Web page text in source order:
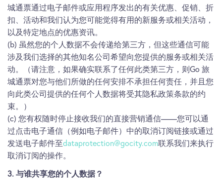
城通票通过电子邮件或应用程序发出的有关优惠、促销、折
扣、活动和我们认为您可能觉得有用的新服务或相关活动，
以及特定地点的优惠资讯。
(b) 虽然您的个人数据不会传递给第三方，但这些通信可能
涉及我们选择的其他知名公司希望向您提供的服务或相关活
动。（请注意，如果确实联系了任何此类第三方，则Go 旅
城通票对您与他们所做的任何安排不承担任何责任，并且您
向此类公司提供的任何个人数据将受其隐私政策条款的约
束。）
(c) 您有权随时停止接收我们的直接营销通信——您可以通
过点击电子通信（例如电子邮件）中的取消订阅链接或通过
发送电子邮件至dataprotection@gocity.com联系我们来执行
取消订阅的操作。
3. 与谁共享您的个人数据？